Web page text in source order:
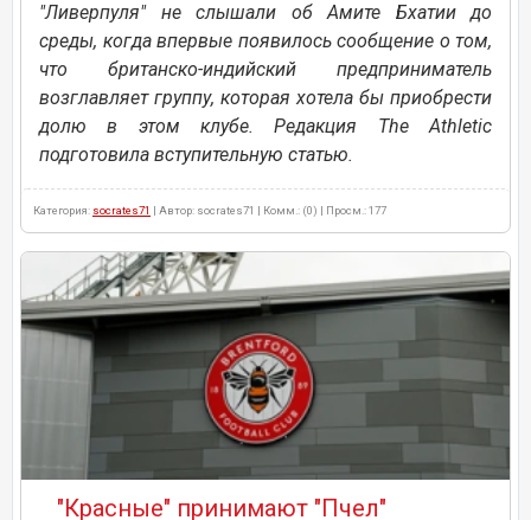
"Ливерпуля" не слышали об Амите Бхатии до
среды, когда впервые появилось сообщение о том,
что британско-индийский предприниматель
возглавляет группу, которая хотела бы приобрести
долю в этом клубе. Редакция The Athletic
подготовила вступительную статью.
Категория: socrates71 | Автор: socrates71 | Комм.: (0) | Просм.: 177
"Красные" принимают "Пчел"